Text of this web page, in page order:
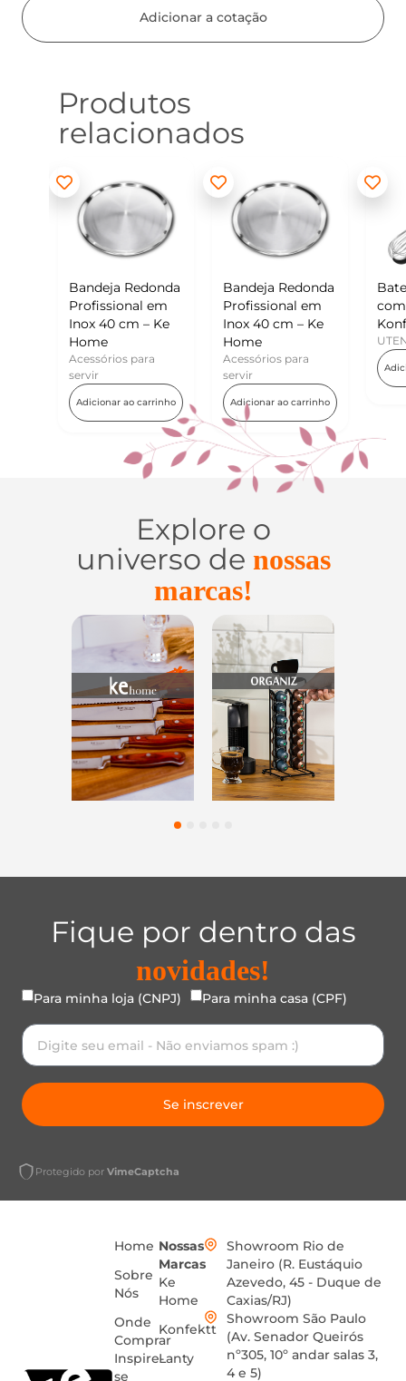
Adicionar a cotação
Produtos
relacionados
Bandeja Redonda
Profissional em
Inox 40 cm – Ke
Acessórios para
Adicionar ao carrinho
Batedor de Ovos
com Raspador –
Konfektt
Adicionar ao carrinho
Explore o
universo de nossas
marcas!
Lar
Casa e
Organização
Utilidades
45
Fique por dentro das
novidades!
Para minha loja (CNPJ) Para minha casa (CPF)
Se inscrever
Protegido por VimeCaptcha
Home
Sobre
Nós
Onde
Comprar
Inspire-
se
Nossas
Marcas
Ke
Home
Konfektt
Lanty
Showroom Rio de
Janeiro (R. Eustáquio
Azevedo, 45 - Duque de
Caxias/RJ)
Showroom São Paulo
(Av. Senador Queirós
nº305, 10º andar salas 3,
4 e 5)